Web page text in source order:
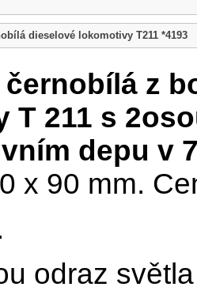
dieselové lokomotivy T211 *4193
z
T 211 s
depu v
x 90 mm.
odraz